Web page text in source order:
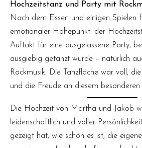
Hochzeitstanz und Party mit
Nach dem Essen und einigen Spielen
emotionaler Höhepunkt: der
Auftakt für eine ausgelassene Party,
ausgiebig getanzt wurde – natürlich
Rockmusik. Die Tanzfläche war voll,
und die Freude an diesem
Die Hochzeit von Martha und Jakob
leidenschaftlich und voller
gezeigt hat, wie schön es ist, die